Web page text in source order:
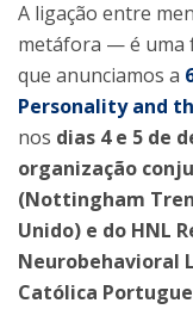
A ligação entre
metáfora — é uma
que anunciamos a
Personality and
nos dias 4 e 5 de
organização
(Nottingham
Unido) e do HNL
Neurobehavioral
Católica